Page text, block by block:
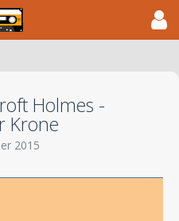
Holmes -
Krone
2015